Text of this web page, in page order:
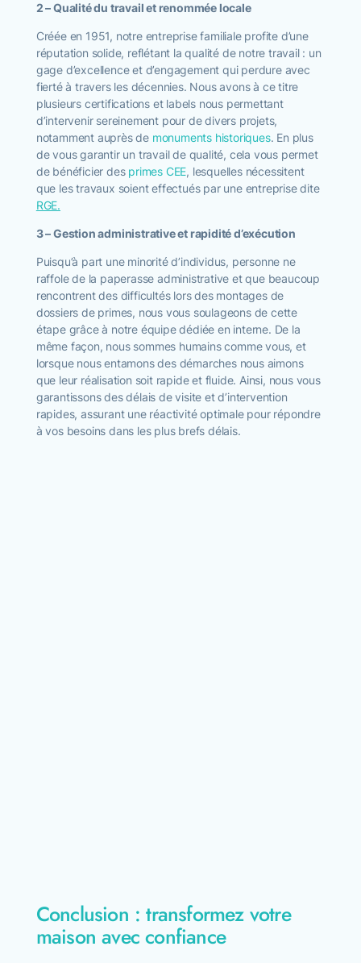
2 – Qualité du travail et renommée locale
Créée en 1951, notre entreprise familiale profite d’une
réputation solide, reflétant la qualité de notre travail : un
gage d’excellence et d’engagement qui perdure avec
fierté à travers les décennies. Nous avons à ce titre
plusieurs certifications et labels nous permettant
d’intervenir sereinement pour de divers projets,
notamment auprès de monuments historiques. En plus
de vous garantir un travail de qualité, cela vous permet
de bénéficier des primes CEE, lesquelles nécessitent
que les travaux soient effectués par une entreprise dite
RGE.
3 – Gestion administrative et rapidité d’exécution
Puisqu’à part une minorité d’individus, personne ne
raffole de la paperasse administrative et que beaucoup
rencontrent des difficultés lors des montages de
dossiers de primes, nous vous soulageons de cette
étape grâce à notre équipe dédiée en interne. De la
même façon, nous sommes humains comme vous, et
lorsque nous entamons des démarches nous aimons
que leur réalisation soit rapide et fluide. Ainsi, nous vous
garantissons des délais de visite et d’intervention
rapides, assurant une réactivité optimale pour répondre
à vos besoins dans les plus brefs délais.
Conclusion : transformez votre
maison avec confiance